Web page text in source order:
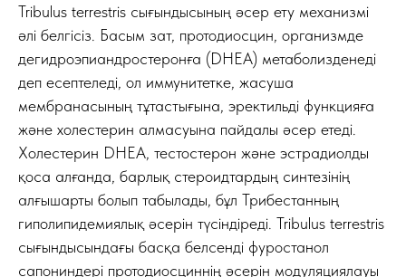
Tribulus terrestris сығындысының әсер ету механизмі
әлі белгісіз. Басым зат, протодиосцин, организмде
дегидроэпиандростеронға (DHEA) метаболизденеді
деп есептеледі, ол иммунитетке, жасуша
мембранасының тұтастығына, эректильді функцияға
және холестерин алмасуына пайдалы әсер етеді.
Холестерин DHEA, тестостерон және эстрадиолды
қоса алғанда, барлық стероидтардың синтезінің
алғышарты болып табылады, бұл Трибестанның
гиполипидемиялық әсерін түсіндіреді. Tribulus terrestris
сығындысындағы басқа белсенді фуростанол
сапониндері протодиосциннің әсерін модуляциялауы